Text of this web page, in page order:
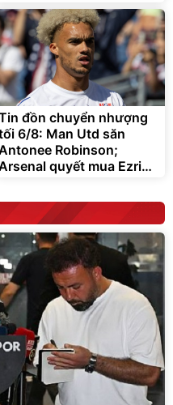
đồn chuyển nhượng
6/8: Man Utd săn
Robinson;
quyết mua Ezri